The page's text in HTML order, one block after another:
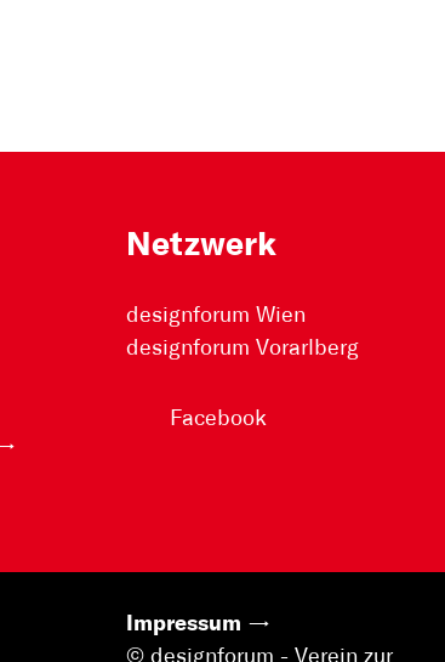
Netzwerk
designforum Wien
designforum Vorarlberg
Facebook
Impressum
© designforum - Verein zur